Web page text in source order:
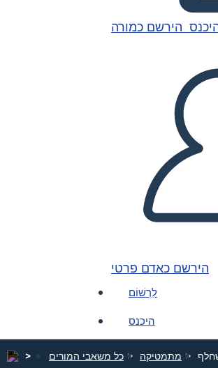
הירשם כמורה
הירשם כאדם פרטי
לִרְשׁוֹם
היכנס
כל משאבי המורים מתמטיקה